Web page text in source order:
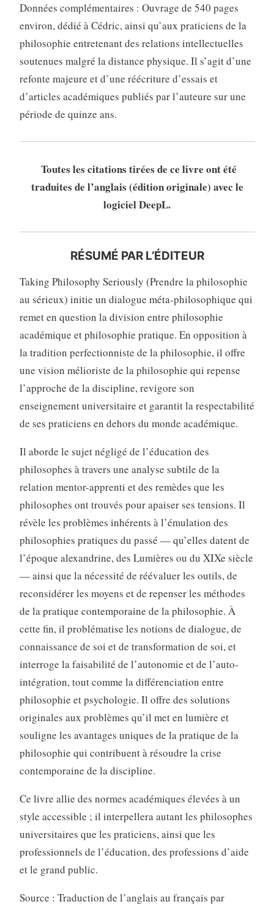
Données complémentaires : Ouvrage de 540 pages
environ, dédié à Cédric, ainsi qu’aux praticiens de la
philosophie entretenant des relations intellectuelles
soutenues malgré la distance physique. Il s’agit d’une
refonte majeure et d’une réécriture d’essais et
d’articles académiques publiés par l’auteure sur une
période de quinze ans.
Toutes les citations tirées de ce livre ont été
traduites de l’anglais (édition originale) avec le
logiciel DeepL.
RÉSUMÉ PAR L’ÉDITEUR
Taking Philosophy Seriously (Prendre la philosophie
au sérieux) initie un dialogue méta-philosophique qui
remet en question la division entre philosophie
académique et philosophie pratique. En opposition à
la tradition perfectionniste de la philosophie, il offre
une vision mélioriste de la philosophie qui repense
l’approche de la discipline, revigore son
enseignement universitaire et garantit la respectabilité
de ses praticiens en dehors du monde académique.
Il aborde le sujet négligé de l’éducation des
philosophes à travers une analyse subtile de la
relation mentor-apprenti et des remèdes que les
philosophes ont trouvés pour apaiser ses tensions. Il
révèle les problèmes inhérents à l’émulation des
philosophies pratiques du passé — qu’elles datent de
l’époque alexandrine, des Lumières ou du XIXe siècle
— ainsi que la nécessité de réévaluer les outils, de
reconsidérer les moyens et de repenser les méthodes
de la pratique contemporaine de la philosophie. À
cette fin, il problématise les notions de dialogue, de
connaissance de soi et de transformation de soi, et
interroge la faisabilité de l’autonomie et de l’auto-
intégration, tout comme la différenciation entre
philosophie et psychologie. Il offre des solutions
originales aux problèmes qu’il met en lumière et
souligne les avantages uniques de la pratique de la
philosophie qui contribuent à résoudre la crise
contemporaine de la discipline.
Ce livre allie des normes académiques élevées à un
style accessible ; il interpellera autant les philosophes
universitaires que les praticiens, ainsi que les
professionnels de l’éducation, des professions d’aide
et le grand public.
Source : Traduction de l’anglais au français par